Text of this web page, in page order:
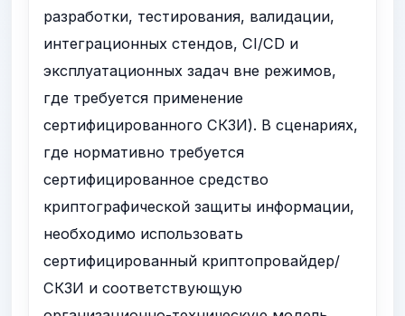
разработки, тестирования, валидации,
интеграционных стендов, CI/CD и
эксплуатационных задач вне режимов,
где требуется применение
сертифицированного СКЗИ). В сценариях,
где нормативно требуется
сертифицированное средство
криптографической защиты информации,
необходимо использовать
сертифицированный криптопровайдер/
СКЗИ и соответствующую